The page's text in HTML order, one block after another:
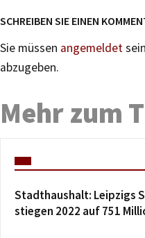
SCHREIBEN SIE EINEN
Sie müssen angemeldet
abzugeben.
Mehr zum
Stadthaushalt: Leipzigs
stiegen 2022 auf 751